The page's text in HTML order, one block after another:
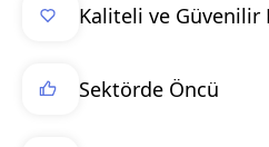
Kaliteli ve Güvenilir
Sektörde Öncü